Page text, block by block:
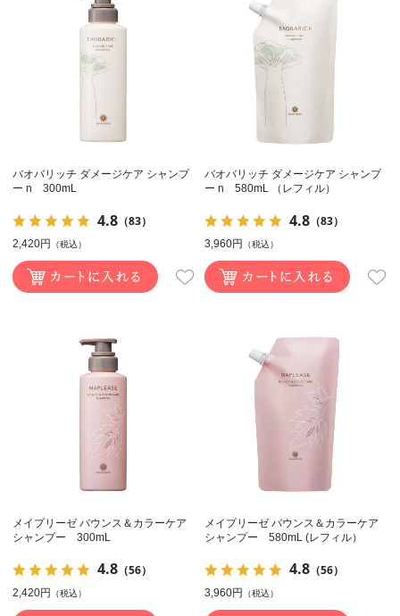
バオバリッチ ダメージケア シャンプ
ー n 300mL
4.8（83）
2,420円 （税込）
バオバリッチ ダメージケア シャンプ
ー n 580mL （レフィル）
4.8 （83）
3,960円 （税込）
メイプリーゼ バウンス＆カラーケア
シャンプー 300mL
4.8（56）
2,420円 （税込）
メイプリーゼ バウンス＆カラーケア
シャンプー 580mL (レフィル）
4.8 （56）
3,960円 （税込）